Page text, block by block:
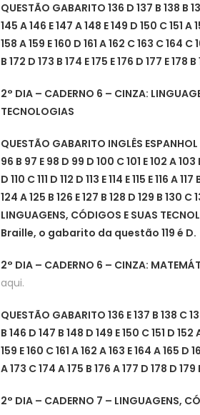
QUESTÃO GABARITO 136 D 137 B 138 B
145 A 146 E 147 A 148 E 149 D 150 C 151 A
158 A 159 E 160 D 161 A 162 C 163 C 164 C
B 172 D 173 B 174 E 175 E 176 D 177 E 178
2° DIA – CADERNO 6 – CINZA:
TECNOLOGIAS
QUESTÃO GABARITO INGLÊS
96 B 97 E 98 D 99 D 100 C 101 E 102 A
D 110 C 111 D 112 D 113 E 114 E 115 E 116 A
124 A 125 B 126 E 127 B 128 D 129 B 130 C
LINGUAGENS, CÓDIGOS E SUAS
Braille, o gabarito da questão 119 é D.
2° DIA – CADERNO 6 – CINZA:
aqui.
QUESTÃO GABARITO 136 E 137 B 138 C
B 146 D 147 B 148 D 149 E 150 C 151 D
159 E 160 C 161 A 162 A 163 E 164 A 165 D
A 173 C 174 A 175 B 176 A 177 D 178 D 179
2° DIA – CADERNO 7 – LINGUAGENS,